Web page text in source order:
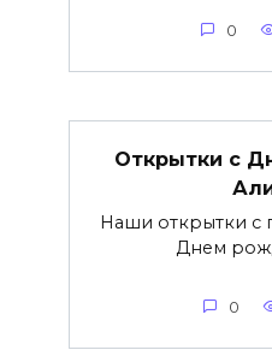
0
Открытки с
Наши открытки с
Днем
0